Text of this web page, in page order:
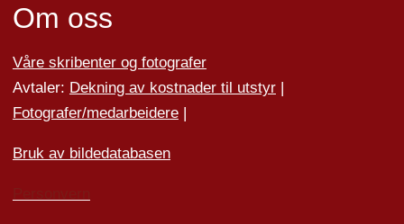
Om oss
Våre skribenter og fotografer
Avtaler: Dekning av kostnader til utstyr|
Fotografer/medarbeidere|
Bruk av bildedatabasen